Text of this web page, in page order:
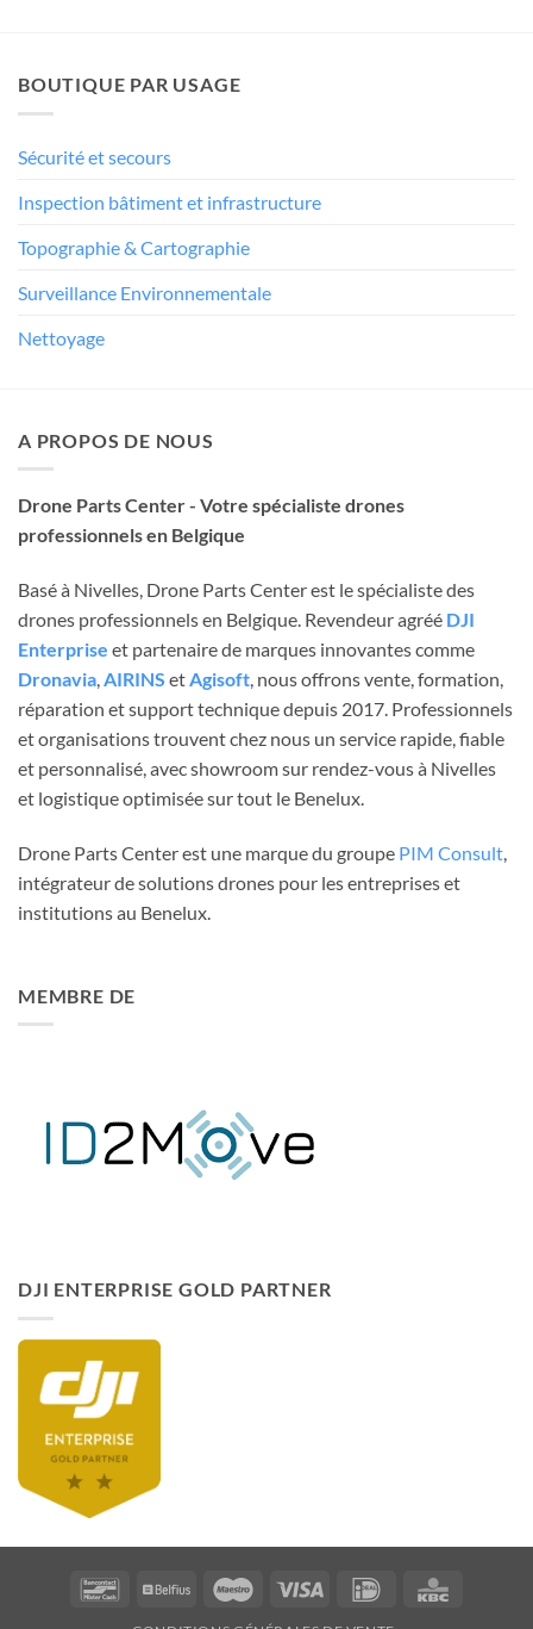
BOUTIQUE PAR USAGE
Sécurité et secours
Inspection bâtiment et infrastructure
Topographie & Cartographie
Surveillance Environnementale
Nettoyage
A PROPOS DE NOUS
Drone Parts Center - Votre spécialiste drones
professionnels en Belgique
Basé à Nivelles, Drone Parts Center est le spécialiste des
drones professionnels en Belgique. Revendeur agréé DJI
Enterprise et partenaire de marques innovantes comme
Dronavia,AIRINS etAgisoft, nous offrons vente, formation,
réparation et support technique depuis 2017. Professionnels
et organisations trouvent chez nous un service rapide, fiable
et personnalisé, avec showroom sur rendez-vous à Nivelles
et logistique optimisée sur tout le Benelux.
Drone Parts Center est une marque du groupe PIM Consult
intégrateur de solutions drones pour les entreprises et
institutions au Benelux.
MEMBRE DE
DJI ENTERPRISE GOLD PARTNER
BancontactBelfius Maestro Idéal